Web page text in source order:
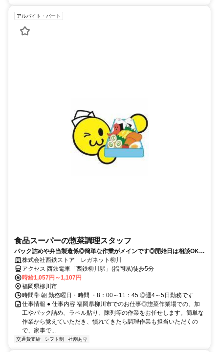
アルバイト・パート
食品スーパーの惣菜調理スタッフ
パック詰めや弁当製造係◎簡単な作業がメインです◎開始日は相談OK！
全店で使える社割あり♪
株式会社西鉄ストア レガネット柳川
アクセス 西鉄電車「西鉄柳川駅」(福岡県)徒歩5分
時給1,057円～1,107円
福岡県柳川市
時間帯 朝 勤務曜日・時間 ・8：00～11：45 ◎週4～5日勤務です
仕事情報 ● 仕事内容 福岡県柳川市でのお仕事◎惣菜作業場での、加
工やパック詰め、ラベル貼り、陳列等の作業をお任せします。簡単な
作業から覚えていただき、慣れてきたら調理作業も担当いただくの
で、家事で...
交通費支給 シフト制 社割あり